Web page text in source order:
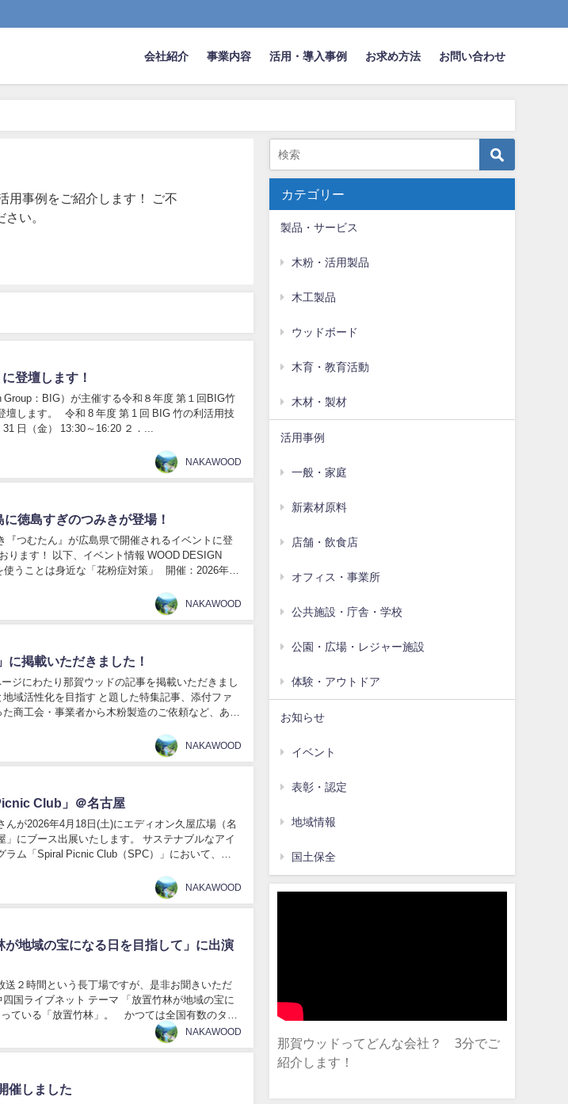
会社紹介 事業内容 活用・導入事例 お求め方法 お問い合わせ
用事例をご紹介します！ ご不
い。
登壇します！
：BIG）が主催する令和８年度 第１回BIG竹
壇します。 令和 8 年度 第 1 回 BIG 竹の利活用技
日（金） 13:30～16:20 ２．...
NAKAWOOD
徳島すぎのつみきが登場！
『つむたん』が広島県で開催されるイベントに登
WOOD DESIGN
うことは身近な「花粉症対策」 開催：2026年５
NAKAWOOD
に掲載いただきました！
ジにわたり那賀ウッドの記事を掲載いただきまし
域活性化を目指す と題した特集記事、添付ファ
商工会・事業者から木粉製造のご依頼など、あり
NAKAWOOD
Club」＠名古屋
が2026年4月18日(土)にエディオン久屋広場（名
にブース出展いたします。 サステナブルなアイ
ム「Spiral Picnic Club（SPC）」において、ご
NAKAWOOD
地域の宝になる日を目指して」に出演
２時間という長丁場ですが、是非お聞きいただ
国ライブネット テーマ 「放置竹林が地域の宝に
ている「放置竹林」。 かつては全国有数のタケ
せん...
NAKAWOOD
催しました
カテゴリー
製品・サービス
木粉・活用製品
木工製品
ウッドボード
木育・教育活動
木材・製材
活用事例
一般・家庭
新素材原料
店舗・飲食店
オフィス・事業所
公共施設・庁舎・学校
公園・広場・レジャー施設
体験・アウトドア
お知らせ
イベント
表彰・認定
地域情報
国土保全
那賀ウッドってどんな会社？ 3分でご
紹介します！